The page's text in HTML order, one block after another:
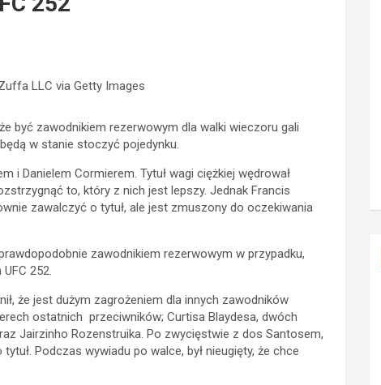
LLC via Getty Images
być zawodnikiem rezerwowym dla walki wieczoru gali
w stanie stoczyć pojedynku.
i Danielem Cormierem. Tytuł wagi ciężkiej wędrował
to, który z nich jest lepszy. Jednak Francis
zawalczyć o tytuł, ale jest zmuszony do oczekiwania
zawodnikiem rezerwowym w przypadku,
252.
że jest dużym zagrożeniem dla innych zawodników
ostatnich przeciwników; Curtisa Blaydesa, dwóch
Jairzinho Rozenstruika. Po zwycięstwie z dos Santosem,
Podczas wywiadu po walce, był nieugięty, że chce